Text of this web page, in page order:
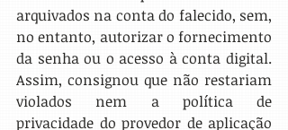
arquivados na conta do falecido, sem,
no entanto, autorizar o fornecimento
da senha ou o acesso à conta digital.
Assim, consignou que não restariam
violados nem a política de
privacidade do provedor de aplicação